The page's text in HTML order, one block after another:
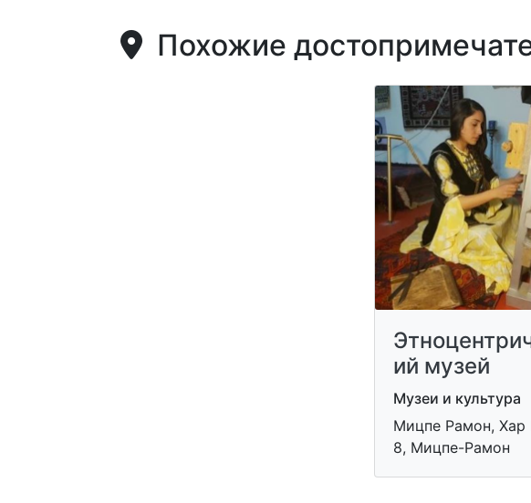
Похожие
ий музей
Музеи и культура
Мицпе Рамон, Хар
8, Мицпе-Рамон